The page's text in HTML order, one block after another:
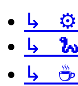
↳ ⚙️
↳ 🐍
↳ ☕